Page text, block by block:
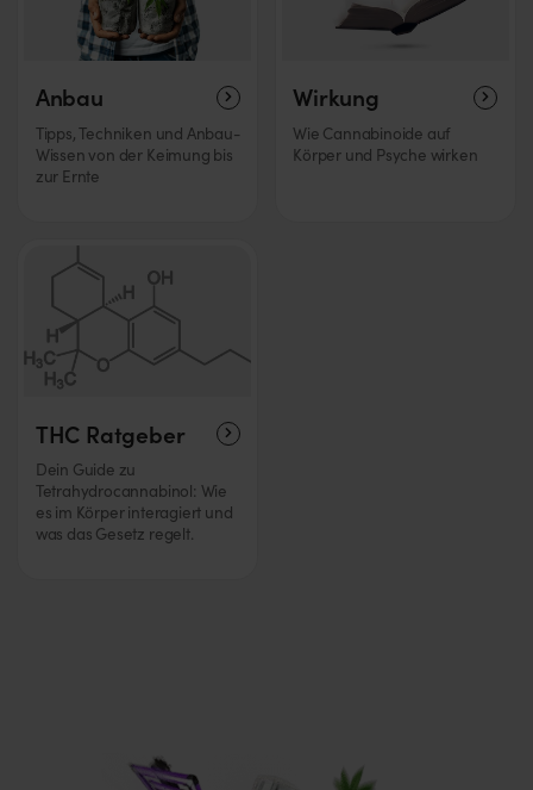
Anbau
Tipps, Techniken und Anbau-
Wissen von der Keimung bis
zur Ernte
Wirkung
Wie Cannabinoide auf
Körper und Psyche wirken
THC Ratgeber
Dein Guide zu
Tetrahydrocannabinol: Wie
es im Körper interagiert und
was das Gesetz regelt.